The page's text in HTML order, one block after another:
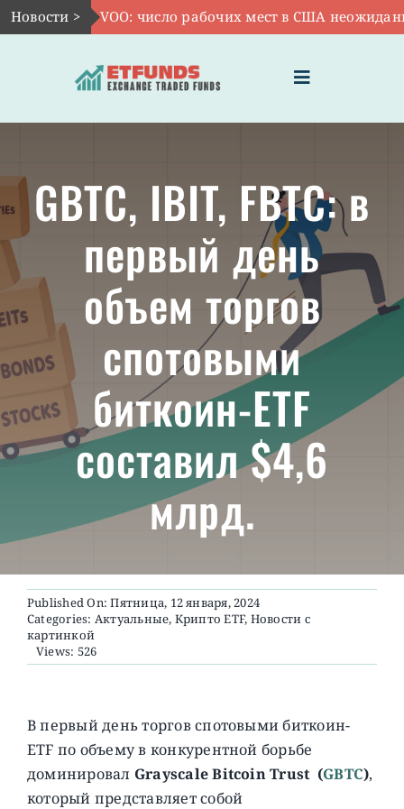
Skip
to
Новости >
Авг 7:VOO: число рабочих мест в США неожиданно
Toggle
Navigation
ЧТО ТАКОЕ ETF
ИНВЕСТИЦИИ В ETF
ТЕМАТИЧЕСКИЕ ETF
АКТУАЛЬНЫЕ
О ПРОЕКТЕ
GBTC, IBIT, FBTC: в
первый день
объем торгов
спотовыми
биткоин-ETF
составил $4,6
млрд.
Published On: Пятница, 12 января, 2024
Categories: Актуальные, Крипто ETF, Новости с
картинкой
Views: 526
В первый день торгов спотовыми биткоин-
ETF по объему в конкурентной борьбе
доминировал Grayscale Bitcoin Trust (GBTC),
который представляет собой